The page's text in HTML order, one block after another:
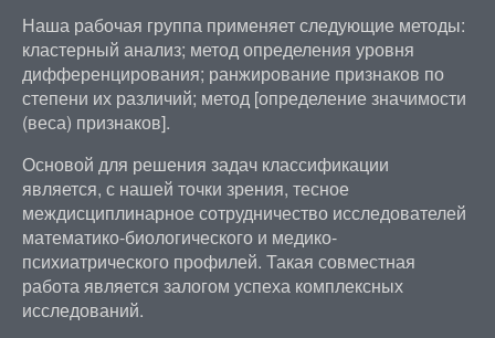
Наша рабочая группа применяет следующие методы:
кластерный анализ; метод определения уровня
дифференцирования; ранжирование признаков по
степени их различий; метод [определение значимости
(веса) признаков].
Основой для решения задач классификации
является, с нашей точки зрения, тесное
междисциплинарное сотрудничество исследователей
математико-биологического и медико-
психиатрического профилей. Такая совместная
работа является залогом успеха комплексных
исследований.